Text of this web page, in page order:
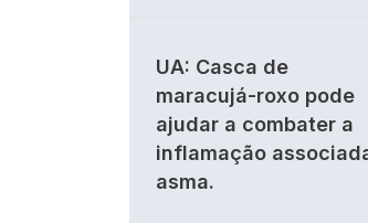
UA: Casca de
maracujá-roxo pode
ajudar a combater a
inflamação
asma.